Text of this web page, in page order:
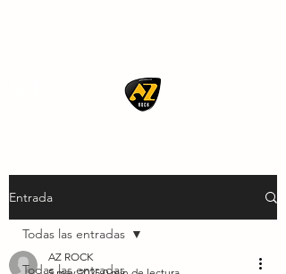
Entrada
Todas las entradas
Todas las entradas
AZ ROCK